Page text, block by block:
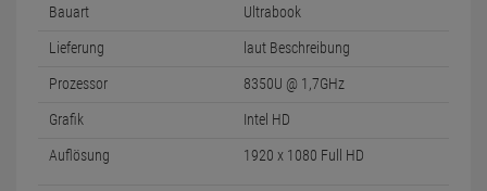
Bauart Ultrabook
Lieferung laut Beschreibung
Prozessor 8350U @ 1,7GHz
Grafik Intel HD
Auflösung 1920 x 1080 Full HD